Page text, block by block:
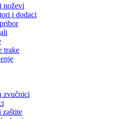
noževi
i dodaci
trake
zvučnici
zaštite